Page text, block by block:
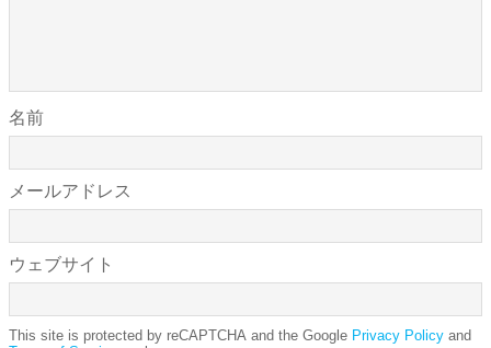
名前
メールアドレス
ウェブサイト
This site is protected by reCAPTCHA and the Google Privacy Policy and